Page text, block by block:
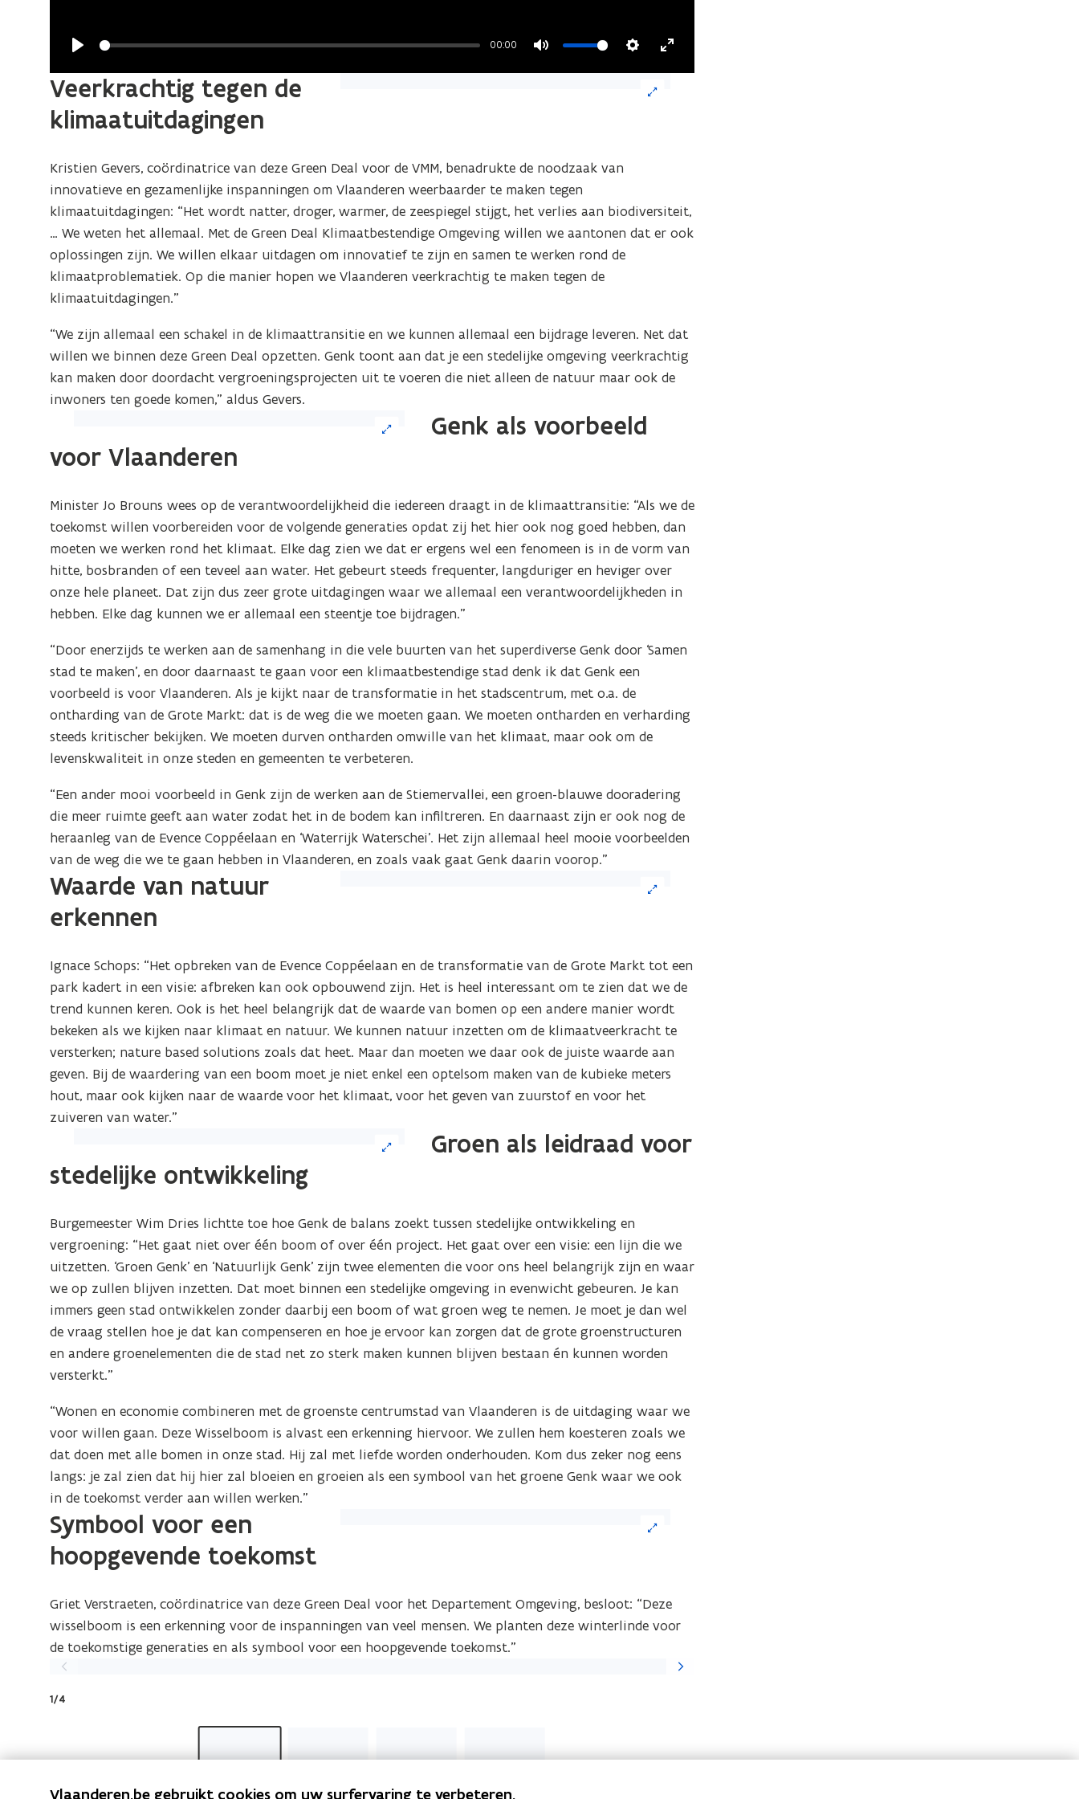
00:00
voor
een
vergrote
weergave)
Veerkrachtig tegen de
klimaatuitdagingen
Kristien Gevers, coördinatrice van deze Green Deal voor de VMM, benadrukte de noodzaak van
innovatieve en gezamenlijke inspanningen om Vlaanderen weerbaarder te maken tegen
klimaatuitdagingen: “Het wordt natter, droger, warmer, de zeespiegel stijgt, het verlies aan biodiversiteit,
… We weten het allemaal. Met de Green Deal Klimaatbestendige Omgeving willen we aantonen dat er ook
oplossingen zijn. We willen elkaar uitdagen om innovatief te zijn en samen te werken rond de
klimaatproblematiek. Op die manier hopen we Vlaanderen veerkrachtig te maken tegen de
klimaatuitdagingen.”
“We zijn allemaal een schakel in de klimaattransitie en we kunnen allemaal een bijdrage leveren. Net dat
willen we binnen deze Green Deal opzetten. Genk toont aan dat je een stedelijke omgeving veerkrachtig
kan maken door doordacht vergroeningsprojecten uit te voeren die niet alleen de natuur maar ook de
inwoners ten goede komen,” aldus Gevers.
de
voor
een
vergrote
weergave)
Genk als voorbeeld
voor Vlaanderen
Minister Jo Brouns wees op de verantwoordelijkheid die iedereen draagt in de klimaattransitie: “Als we de
toekomst willen voorbereiden voor de volgende generaties opdat zij het hier ook nog goed hebben, dan
moeten we werken rond het klimaat. Elke dag zien we dat er ergens wel een fenomeen is in de vorm van
hitte, bosbranden of een teveel aan water. Het gebeurt steeds frequenter, langduriger en heviger over
onze hele planeet. Dat zijn dus zeer grote uitdagingen waar we allemaal een verantwoordelijkheden in
hebben. Elke dag kunnen we er allemaal een steentje toe bijdragen.”
“Door enerzijds te werken aan de samenhang in die vele buurten van het superdiverse Genk door ‘Samen
stad te maken’, en door daarnaast te gaan voor een klimaatbestendige stad denk ik dat Genk een
voorbeeld is voor Vlaanderen. Als je kijkt naar de transformatie in het stadscentrum, met o.a. de
ontharding van de Grote Markt: dat is de weg die we moeten gaan. We moeten ontharden en verharding
steeds kritischer bekijken. We moeten durven ontharden omwille van het klimaat, maar ook om de
levenskwaliteit in onze steden en gemeenten te verbeteren.
“Een ander mooi voorbeeld in Genk zijn de werken aan de Stiemervallei, een groen-blauwe dooradering
die meer ruimte geeft aan water zodat het in de bodem kan infiltreren. En daarnaast zijn er ook nog de
heraanleg van de Evence Coppéelaan en ‘Waterrijk Waterschei’. Het zijn allemaal heel mooie voorbeelden
van de weg die we te gaan hebben in Vlaanderen, en zoals vaak gaat Genk daarin voorop.”
voor
een
vergrote
weergave)
Waarde van natuur
erkennen
Ignace Schops: “Het opbreken van de Evence Coppéelaan en de transformatie van de Grote Markt tot een
park kadert in een visie: afbreken kan ook opbouwend zijn. Het is heel interessant om te zien dat we de
trend kunnen keren. Ook is het heel belangrijk dat de waarde van bomen op een andere manier wordt
bekeken als we kijken naar klimaat en natuur. We kunnen natuur inzetten om de klimaatveerkracht te
versterken; nature based solutions zoals dat heet. Maar dan moeten we daar ook de juiste waarde aan
geven. Bij de waardering van een boom moet je niet enkel een optelsom maken van de kubieke meters
hout, maar ook kijken naar de waarde voor het klimaat, voor het geven van zuurstof en voor het
zuiveren van water.”
de
voor
een
vergrote
weergave)
Groen als leidraad voor
stedelijke ontwikkeling
Burgemeester Wim Dries lichtte toe hoe Genk de balans zoekt tussen stedelijke ontwikkeling en
vergroening: “Het gaat niet over één boom of over één project. Het gaat over een visie: een lijn die we
uitzetten. ‘Groen Genk’ en ‘Natuurlijk Genk’ zijn twee elementen die voor ons heel belangrijk zijn en waar
we op zullen blijven inzetten. Dat moet binnen een stedelijke omgeving in evenwicht gebeuren. Je kan
immers geen stad ontwikkelen zonder daarbij een boom of wat groen weg te nemen. Je moet je dan wel
de vraag stellen hoe je dat kan compenseren en hoe je ervoor kan zorgen dat de grote groenstructuren
en andere groenelementen die de stad net zo sterk maken kunnen blijven bestaan én kunnen worden
versterkt.”
“Wonen en economie combineren met de groenste centrumstad van Vlaanderen is de uitdaging waar we
voor willen gaan. Deze Wisselboom is alvast een erkenning hiervoor. We zullen hem koesteren zoals we
dat doen met alle bomen in onze stad. Hij zal met liefde worden onderhouden. Kom dus zeker nog eens
langs: je zal zien dat hij hier zal bloeien en groeien als een symbool van het groene Genk waar we ook
in de toekomst verder aan willen werken.”
voor
een
vergrote
Symbool voor een
hoopgevende toekomst
Griet Verstraeten, coördinatrice van deze Green Deal voor het Departement Omgeving, besloot: “Deze
wisselboom is een erkenning voor de inspanningen van veel mensen. We planten deze winterlinde voor
de toekomstige generaties en als symbool voor een hoopgevende toekomst.”
Vorige
slide
Volgende
slide
1/4
Vlaanderen.be gebruikt cookies om uw surfervaring te verbeteren.